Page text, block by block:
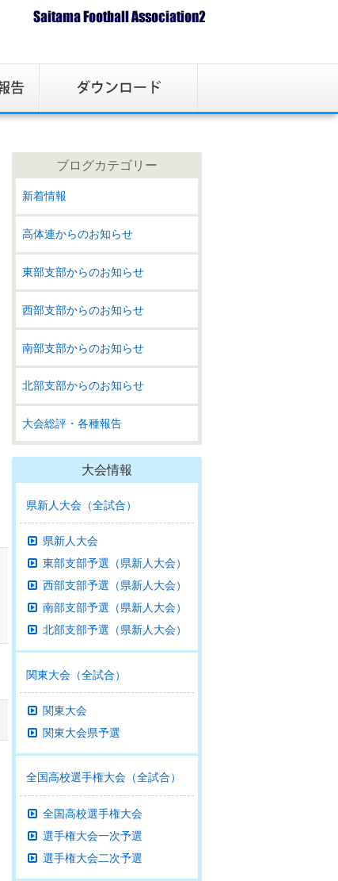
ブログカテゴリー
新着情報
高体連からのお知らせ
東部支部からのお知らせ
西部支部からのお知らせ
南部支部からのお知らせ
北部支部からのお知らせ
大会総評・各種報告
大会情報
県新人大会（全試合）
県新人大会
東部支部予選（県新人大会）
西部支部予選（県新人大会）
南部支部予選（県新人大会）
北部支部予選（県新人大会）
関東大会（全試合）
関東大会
関東大会県予選
全国高校選手権大会（全試合）
全国高校選手権大会
選手権大会一次予選
選手権大会二次予選